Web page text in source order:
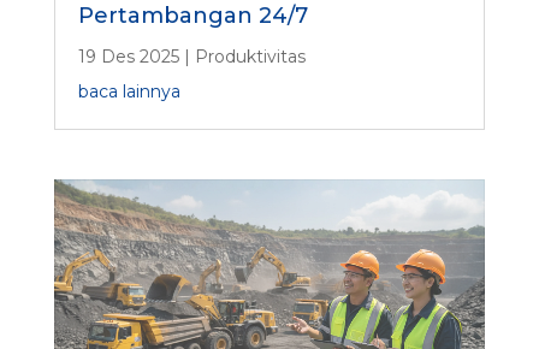
Pertambangan 24/7
19 Des 2025| Produktivitas
baca lainnya